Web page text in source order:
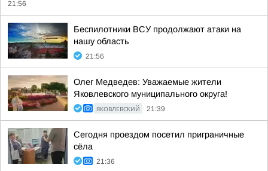
21:56
Беспилотники ВСУ продолжают атаки на
нашу область
21:56
Олег Медведев: Уважаемые жители
Яковлевского муниципального округа!
ЯКОВЛЕВСКИЙ 21:39
Сегодня проездом посетил приграничные
сёла
21:36